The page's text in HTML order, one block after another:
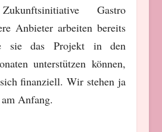
Gastro
Anbieter arbeiten bereits
sie das Projekt in den
unterstützen können,
finanziell. Wir stehen ja
Anfang.